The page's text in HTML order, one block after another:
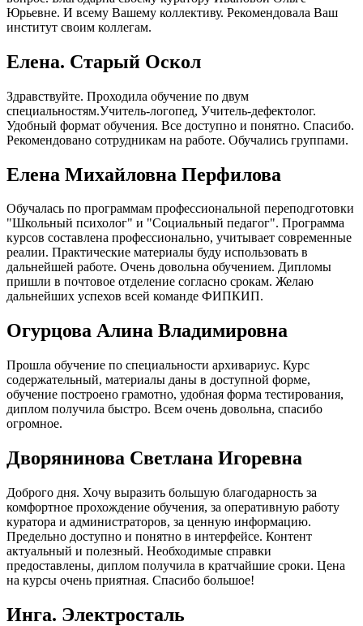
Юрьевне. И всему Вашему коллективу. Рекомендовала Ваш
институт своим коллегам.
Елена. Старый Оскол
Здравствуйте. Проходила обучение по двум
специальностям.Учитель-логопед, Учитель-дефектолог.
Удобный формат обучения. Все доступно и понятно. Спасибо.
Рекомендовано сотрудникам на работе. Обучались группами.
Елена Михайловна Перфилова
Обучалась по программам профессиональной переподготовки
"Школьный психолог" и "Социальный педагог". Программа
курсов составлена профессионально, учитывает современные
реалии. Практические материалы буду использовать в
дальнейшей работе. Очень довольна обучением. Дипломы
пришли в почтовое отделение согласно срокам. Желаю
дальнейших успехов всей команде ФИПКИП.
Огурцова Алина Владимировна
Прошла обучение по специальности архивариус. Курс
содержательный, материалы даны в доступной форме,
обучение построено грамотно, удобная форма тестирования,
диплом получила быстро. Всем очень довольна, спасибо
огромное.
Дворянинова Светлана Игоревна
Доброго дня. Хочу выразить большую благодарность за
комфортное прохождение обучения, за оперативную работу
куратора и администраторов, за ценную информацию.
Предельно доступно и понятно в интерфейсе. Контент
актуальный и полезный. Необходимые справки
предоставлены, диплом получила в кратчайшие сроки. Цена
на курсы очень приятная. Спасибо большое!
Инга. Электросталь